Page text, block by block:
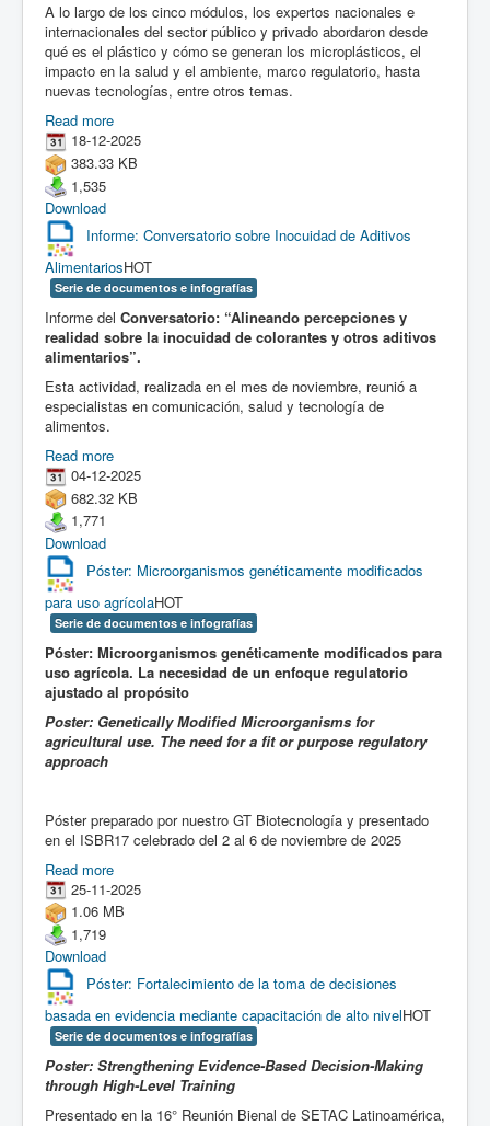
A lo largo de los cinco módulos, los expertos nacionales e
internacionales del sector público y privado abordaron desde
qué es el plástico y cómo se generan los microplásticos, el
impacto en la salud y el ambiente, marco regulatorio, hasta
nuevas tecnologías, entre otros temas.
Read more
18-12-2025
383.33 KB
1,535
Download
Informe: Conversatorio sobre Inocuidad de Aditivos
AlimentariosHOT
Serie de documentos e infografías
Informe del Conversatorio: “Alineando percepciones y
realidad sobre la inocuidad de colorantes y otros aditivos
alimentarios”.
Esta actividad, realizada en el mes de noviembre, reunió a
especialistas en comunicación, salud y tecnología de
alimentos.
Read more
04-12-2025
682.32 KB
1,771
Download
Póster: Microorganismos genéticamente modificados
para uso agrícolaHOT
Serie de documentos e infografías
Póster: Microorganismos genéticamente modificados para
uso agrícola. La necesidad de un enfoque regulatorio
ajustado al propósito
Poster: Genetically Modified Microorganisms for
agricultural use. The need for a fit or purpose regulatory
approach
Póster preparado por nuestro GT Biotecnología y presentado
en el ISBR17 celebrado del 2 al 6 de noviembre de 2025
Read more
25-11-2025
1.06 MB
1,719
Download
Póster: Fortalecimiento de la toma de decisiones
basada en evidencia mediante capacitación de alto nivelHOT
Serie de documentos e infografías
Poster: Strengthening Evidence-Based Decision-Making
through High-Level Training
Presentado en la 16° Reunión Bienal de SETAC Latinoamérica,